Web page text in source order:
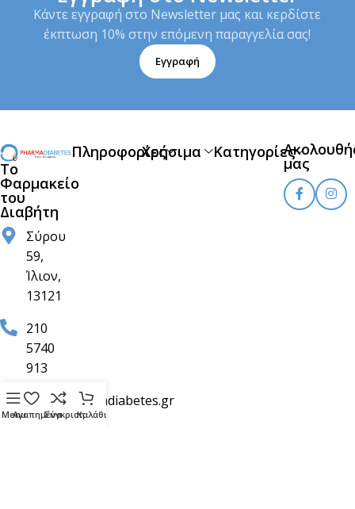
Κάντε εγγραφή στο Newsletter μας και κερδίστε
έκπτωση 10% στην επόμενη παραγγελία σας!
Εγγραφή
Το
Φαρμακείο
του
Διαβήτη
Σύρου
59,
Ίλιον,
13121
210
5740
913
info@pharmadiabetes.gr
ΠληροφορίεςΧρήσιμα Κατηγορίες
μας
MenuΑγαπημέναΣύγκρισηΚαλάθι